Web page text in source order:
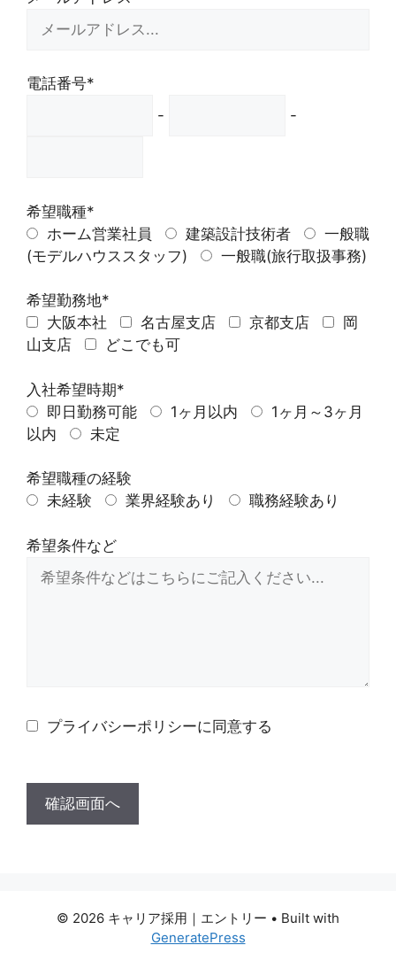
電話番号*
-
-
希望職種*
ホーム営業社員
建築設計技術者
一般職
(モデルハウススタッフ)
一般職(旅行取扱事務)
希望勤務地*
大阪本社
名古屋支店 京都支店
岡
山支店
どこでも可
入社希望時期*
即日勤務可能
1ヶ月以内
1ヶ月～3ヶ月
以内
未定
希望職種の経験
未経験
業界経験あり 職務経験あり
希望条件など
プライバシーポリシーに同意する
© 2026 キャリア採用｜エントリー • Built with
GeneratePress